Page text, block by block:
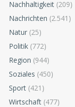
Nachhaltigkeit (209)
Nachrichten (2.541)
Natur (25)
Politik (772)
Region (944)
Soziales (450)
Sport (421)
Wirtschaft (477)